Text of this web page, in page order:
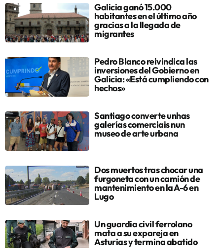
Galicia ganó 15.000
habitantes en el último año
gracias a la llegada de
migrantes
Pedro Blanco reivindica las
inversiones del Gobierno en
Galicia: «Está cumpliendo con
hechos»
Santiago converte unhas
galerías comerciais nun
museo de arte urbana
Dos muertos tras chocar una
furgoneta con un camión de
mantenimiento en la A-6 en
Lugo
Un guardia civil ferrolano
mata a su expareja en
Asturias y termina abatido